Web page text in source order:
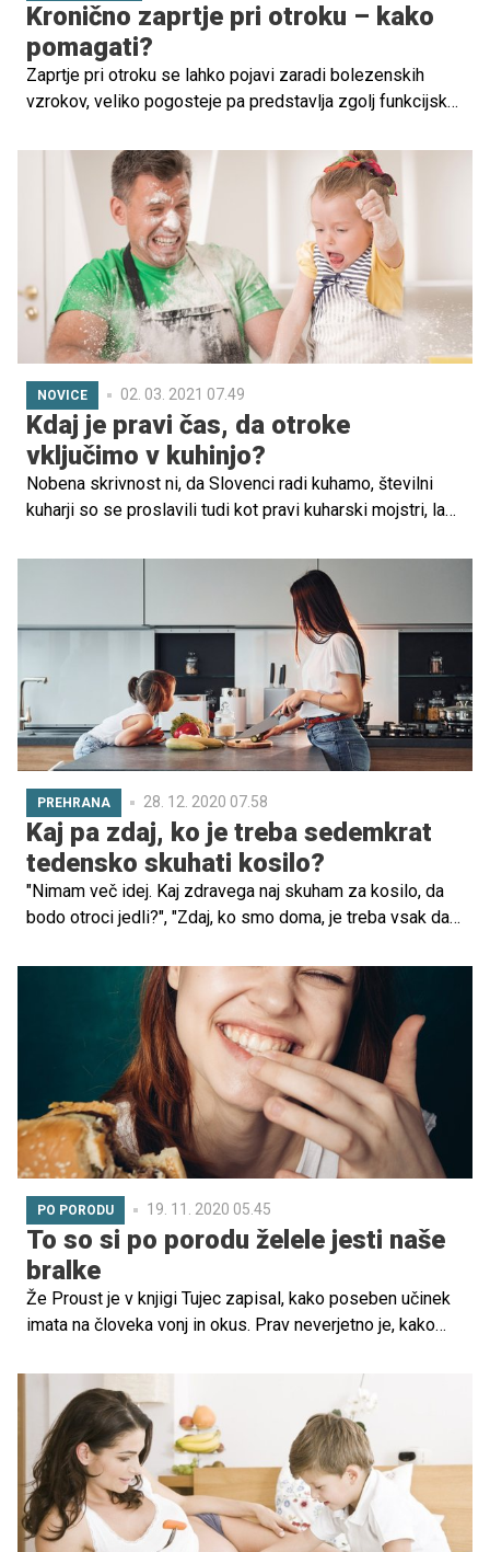
Kronično zaprtje pri otroku – kako
pomagati?
Zaprtje pri otroku se lahko pojavi zaradi bolezenskih
vzrokov, veliko pogosteje pa predstavlja zgolj funkcijsko
funkcionalnem zaprtju.
NOVICE 02. 03. 2021 07.49
Kdaj je pravi čas, da otroke
vključimo v kuhinjo?
Nobena skrivnost ni, da Slovenci radi kuhamo, številni
kuharji so se proslavili tudi kot pravi kuharski mojstri, lani
Zahvaljujoč šovu Mali šef Slovenije pa smo v preteklih
letih ugotovili tudi, da imajo otroci veliko potenciala, saj
so v kuhinji še kako spretni. Še pred začetkom nove
sezone omenjenega šova, ki na POP TV prihaja že to
nedeljo ob 17.50, smo o mestu otrok v kuhinji klepetali s
PREHRANA 28. 12. 2020 07.58
Kaj pa zdaj, ko je treba sedemkrat
tedensko skuhati kosilo?
"Nimam več idej. Kaj zdravega naj skuham za kosilo, da
bodo otroci jedli?", "Zdaj, ko smo doma, je treba vsak dan
so otroci ves teden doma, da bi jedli karseda zdravo?" To
so vprašanja, ki si jih postavljajo mamice in očki v času
šolanja na daljavo in zaprtja vrtcev, ko je treba petkrat
dnevno poskrbeti za zdrave, raznolike in uravnotežene
obroke. Preverite ideje za obroke, primer tedenskega
jedilnika za petčlansko družino in smernice za zdravo
prehrano otrok!
PO PORODU 19. 11. 2020 05.45
To so si po porodu želele jesti naše
bralke
Že Proust je v knjigi Tujec zapisal, kako poseben učinek
imata na človeka vonj in okus. Prav neverjetno je, kako
in obudita spomine. Med drugim tudi na obdobje po
porodu.